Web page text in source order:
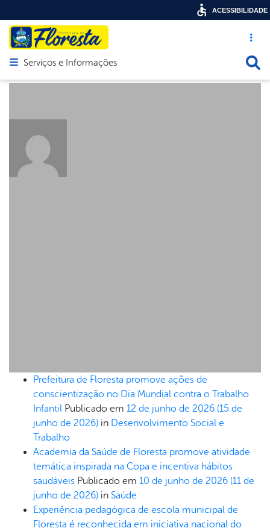
Acesso
Abrir menu principal de navegação
Serviços e Informações
Prefeitura de Floresta promove ações de
conscientização no Dia Mundial contra o Trabalho
Infantil Publicado em 12 de junho de 2026 (15 de
junho de 2026) in Desenvolvimento Social e
Trabalho
Academia da Saúde de Floresta promove atividade
temática inspirada na Copa e incentiva hábitos
saudáveis Publicado em 10 de junho de 2026 (11 de
junho de 2026) in Saúde
Experiência pedagógica de escola municipal de
Floresta é reconhecida em iniciativa nacional do
ACESSIBILIDADE